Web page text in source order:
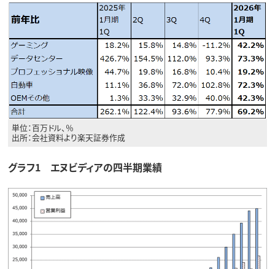
単位：百万ドル、％
出所：会社資料より楽天証券作成
グラフ1 エヌビディアの四半期業績